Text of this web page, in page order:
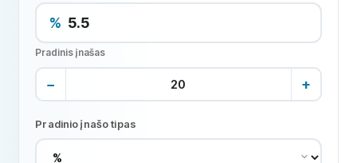
%
Pradinis įnašas
− +
Pradinio įnašo tipas